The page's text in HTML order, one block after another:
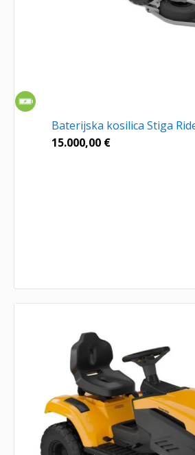
Baterijska kosilica Stiga
15.000,00 €